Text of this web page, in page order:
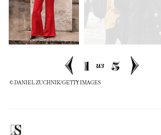
1 из 5
© DANIEL ZUCHNIK/GETTY IMAGES